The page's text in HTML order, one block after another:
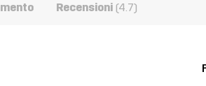
Recensioni (4.7)